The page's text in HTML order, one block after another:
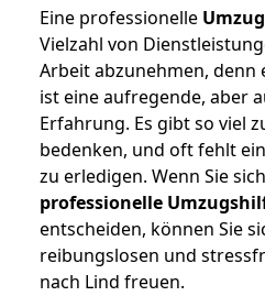
Eine professionelle
Vielzahl von
Arbeit abzunehmen, denn
ist eine aufregende, aber
Erfahrung. Es gibt so viel
bedenken, und oft fehlt
zu erledigen. Wenn Sie
professionelle
entscheiden, können Sie
reibungslosen und
nach Lind freuen.